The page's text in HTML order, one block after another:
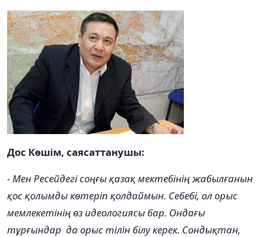
Дос Көшім, саясаттанушы:
- Мен Ресейдегі соңғы қазақ мектебінің жабылғанын
қос қолымды көтеріп қолдаймын. Себебі, ол орыс
мемлекетінің өз идеологиясы бар. Ондағы
тұрғындар да орыс тілін білу керек. Сондықтан,